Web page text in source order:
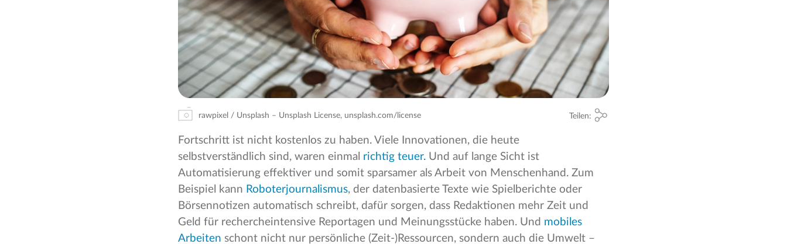
rawpixel / Unsplash – Unsplash License, unsplash.com/license Teilen:
Fortschritt ist nicht kostenlos zu haben. Viele Innovationen, die heute
selbstverständlich sind, waren einmal richtig teuer. Und auf lange Sicht ist
Automatisierung effektiver und somit sparsamer als Arbeit von Menschenhand. Zum
Beispiel kann Roboterjournalismus, der datenbasierte Texte wie Spielberichte oder
Börsennotizen automatisch schreibt, dafür sorgen, dass Redaktionen mehr Zeit und
Geld für rechercheintensive Reportagen und Meinungsstücke haben. Und mobiles
Arbeiten schont nicht nur persönliche (Zeit-)Ressourcen, sondern auch die Umwelt –